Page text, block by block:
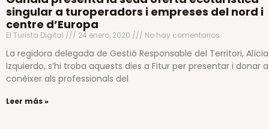
singular a turoperadors i empreses del nord i
centre d’Europa
El Turista Digital 24 enero, 2020 No hay comentarios
La regidora delegada de Gestió Responsable del Territori, Alícia
Izquierdo, s’hi troba aquests dies a Fitur per presentar i donar a
conèixer als professionals del
Leer más »